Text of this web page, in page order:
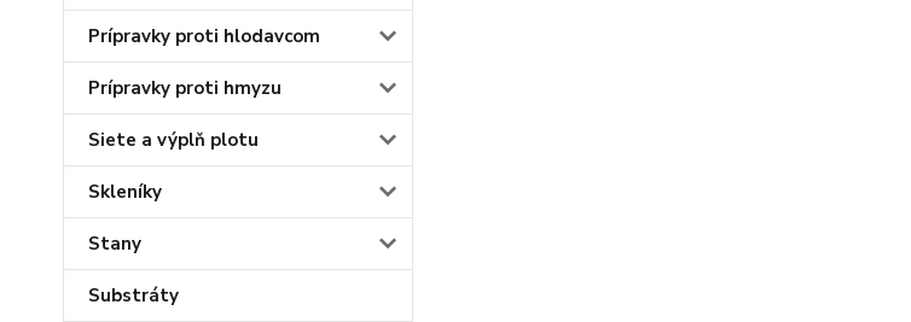
Prípravky proti hlodavcom
Prípravky proti hmyzu
Siete a výplň plotu
Skleníky
Stany
Substráty